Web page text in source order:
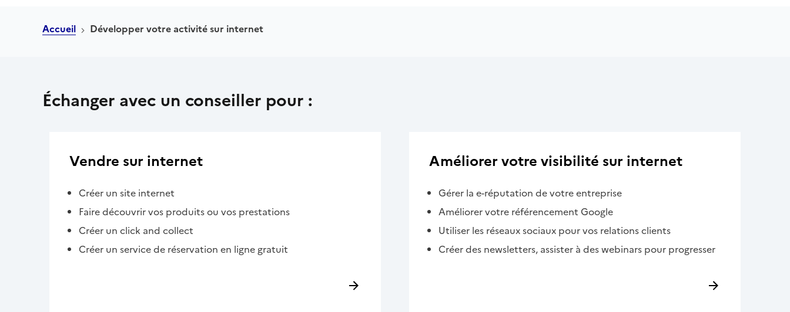
Accueil Développer votre activité sur internet
Échanger avec un conseiller pour :
Vendre sur internet
Créer un site internet
Faire découvrir vos produits ou vos prestations
Créer un click and collect
Créer un service de réservation en ligne gratuit
Améliorer votre visibilité sur internet
Gérer la e-réputation de votre entreprise
Améliorer votre référencement Google
Utiliser les réseaux sociaux pour vos relations clients
Créer des newsletters, assister à des webinars pour progresser